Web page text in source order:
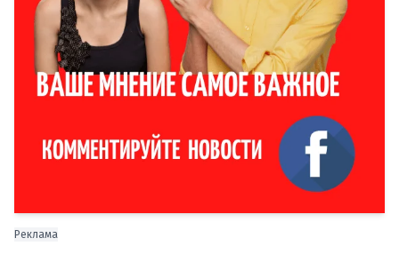
Реклама